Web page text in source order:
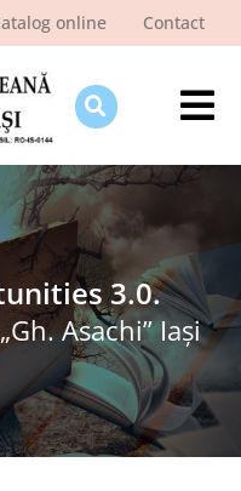
online Contact
3.0.
Asachi” Iaşi